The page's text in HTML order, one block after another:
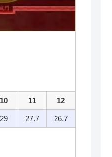
10 11 12
29 27.7 26.7